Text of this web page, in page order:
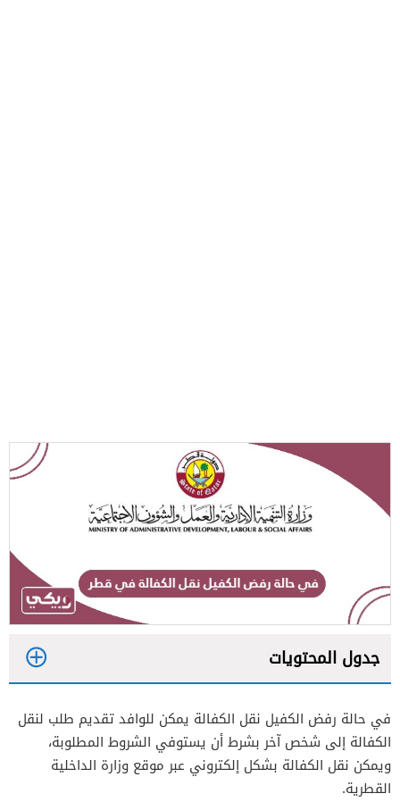
جدول المحتويات
2
في حالة رفض الكفيل نقل الكفالة يمكن للوافد تقديم طلب لنقل
الكفالة إلى شخص آخر بشرط أن يستوفي الشروط المطلوبة،
ويمكن نقل الكفالة بشكل إلكتروني عبر موقع وزارة الداخلية
القطرية.